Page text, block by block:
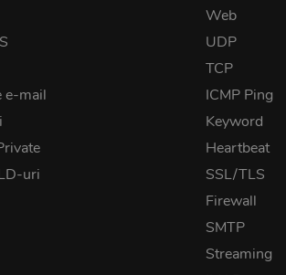
e-mail
uri
Web
UDP
TCP
ICMP Ping
Keyword
Heartbeat
SSL/TLS
Firewall
SMTP
Streaming